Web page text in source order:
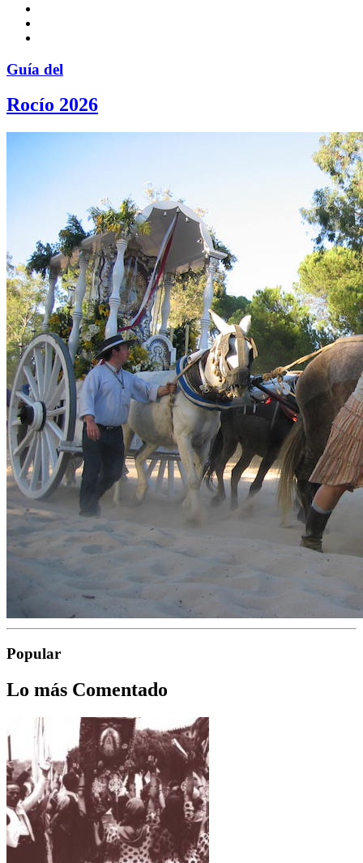
Guía del
Rocío 2026
Popular
Lo más Comentado